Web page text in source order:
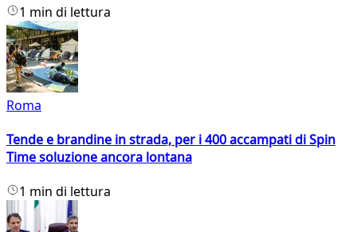
1 min di lettura
Roma
Tende e brandine in strada, per i 400 accampati di Spin
Time soluzione ancora lontana
1 min di lettura